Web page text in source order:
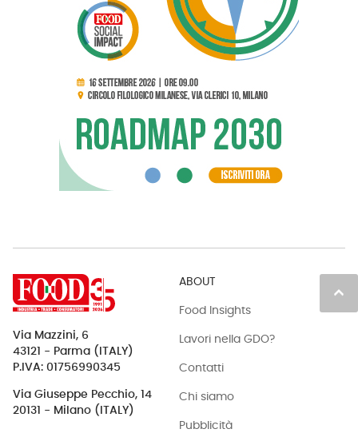
keyboard_arrow_up
Via Mazzini, 6
43121 - Parma (ITALY)
P.IVA: 01756990345
Via Giuseppe Pecchio, 14
20131 - Milano (ITALY)
ABOUT
Food Insights
Lavori nella GDO?
Contatti
Chi siamo
Pubblicità